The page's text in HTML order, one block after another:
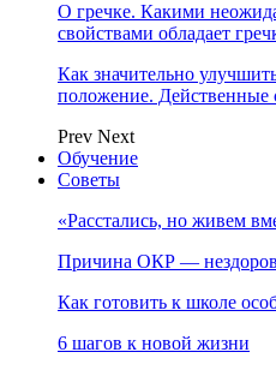
О гречке. Какими
свойствами обладает
Как значительно
положение. Действенные
Prev Next
Обучение
Советы
«Расстались, но живем
Причина ОКР —
Как готовить к школе
6 шагов к новой жизни